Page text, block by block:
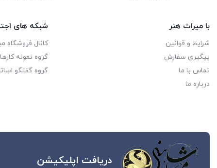
با میراث هنر
شرایط و قوانین
پیگیری سفارش
تماس با ما
درباره ما
شبکه های
کانال فروشگاه
گروه نمونه
گروه گفتگو
دریافت اپلیکیشن